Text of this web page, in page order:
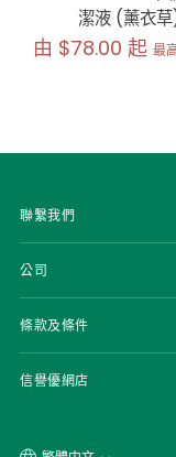
潔液 (薰衣
原
由 $78.00 起 最
聯繫我們
公司
條款及條件
信譽優網店